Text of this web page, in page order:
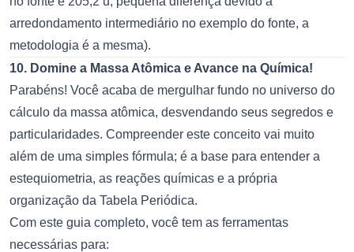
arredondamento intermediário no exemplo do fonte, a
metodologia é a mesma).
10. Domine a Massa Atômica e Avance na Química!
Parabéns! Você acaba de mergulhar fundo no universo do
cálculo da massa atômica, desvendando seus segredos e
particularidades. Compreender este conceito vai muito
além de uma simples fórmula; é a base para entender a
estequiometria, as reações químicas e a própria
organização da Tabela Periódica.
Com este guia completo, você tem as ferramentas
necessárias para: